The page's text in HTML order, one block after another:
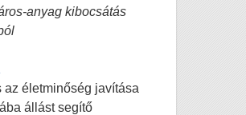
anyag kibocsátás
az életminőség javítása
állást segítő